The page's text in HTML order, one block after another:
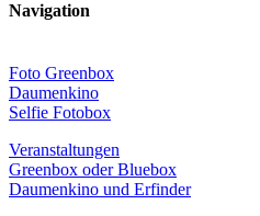
Navigation
Foto Greenbox
Daumenkino
Selfie Fotobox
Veranstaltungen
Greenbox oder Bluebox
Daumenkino und Erfinder